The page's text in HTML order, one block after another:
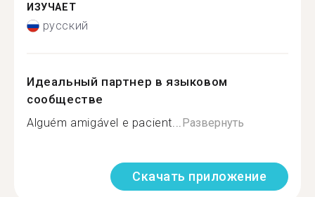
ИЗУЧАЕТ
русский
Идеальный партнер в языковом
сообществе
Alguém amigável e pacient...Развернуть
Скачать приложение